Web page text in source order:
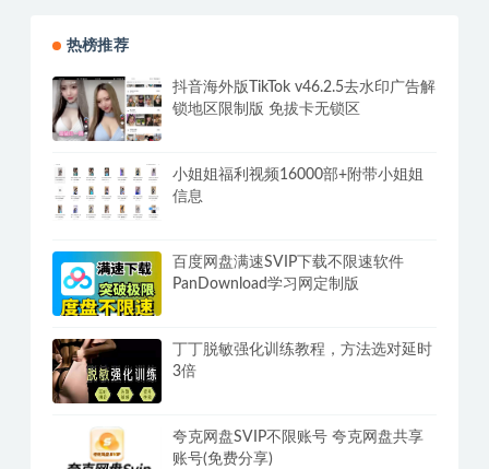
热榜推荐
抖音海外版TikTok v46.2.5去水印广告解
锁地区限制版 免拔卡无锁区
小姐姐福利视频16000部+附带小姐姐
信息
百度网盘满速SVIP下载不限速软件
PanDownload学习网定制版
丁丁脱敏强化训练教程，方法选对延时
3倍
夸克网盘SVIP不限账号 夸克网盘共享
账号(免费分享)